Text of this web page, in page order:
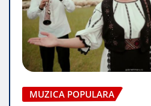
MUZICA POPULARA